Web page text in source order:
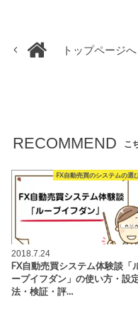
トップページへ
RECOMMEND こ
FX自動売買のシステムの選
2018.7.24
FX自動売買システム体験談「
ープイフダン」の使い方・設
法・検証・評…